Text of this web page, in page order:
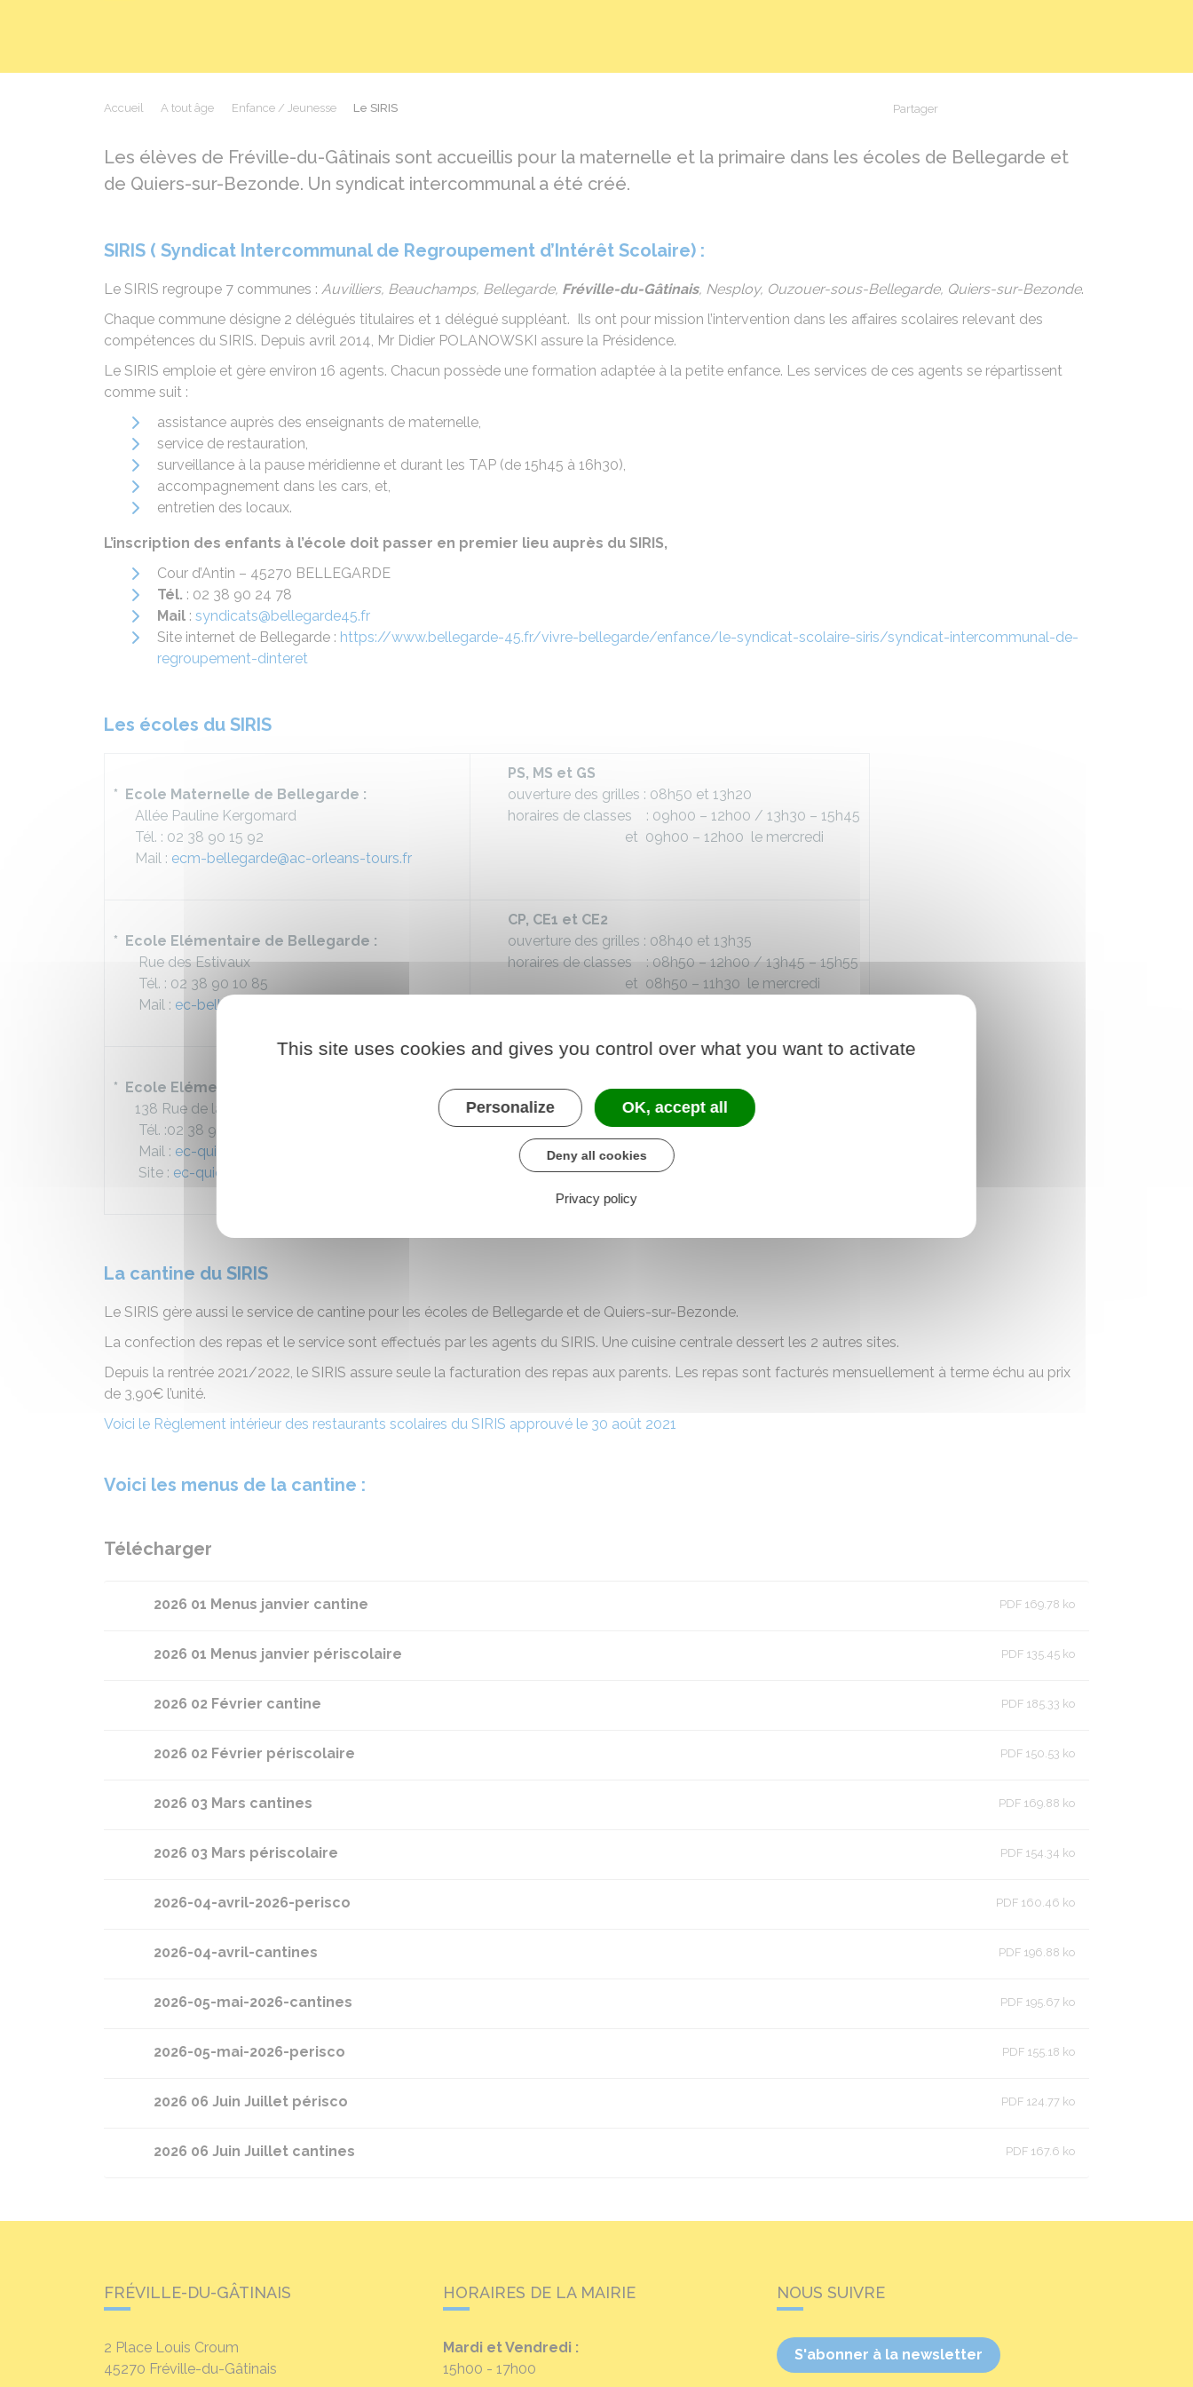
Accueil A tout âge Enfance / Jeunesse Le SIRIS Partager
Les élèves de Fréville-du-Gâtinais sont accueillis pour la maternelle et la primaire dans les écoles de Bellegarde et
de Quiers-sur-Bezonde. Un syndicat intercommunal a été créé.
SIRIS ( Syndicat Intercommunal de Regroupement d’Intérêt Scolaire) :
Le SIRIS regroupe 7 communes : Auvilliers, Beauchamps, Bellegarde, Fréville-du-Gâtinais, Nesploy, Ouzouer-sous-Bellegarde, Quiers-sur-Bezonde.
Chaque commune désigne 2 délégués titulaires et 1 délégué suppléant. Ils ont pour mission l’intervention dans les affaires scolaires relevant des
compétences du SIRIS. Depuis avril 2014, Mr Didier POLANOWSKI assure la Présidence.
Le SIRIS emploie et gère environ 16 agents. Chacun possède une formation adaptée à la petite enfance. Les services de ces agents se répartissent
comme suit :
assistance auprès des enseignants de maternelle,
service de restauration,
surveillance à la pause méridienne et durant les TAP (de 15h45 à 16h30),
accompagnement dans les cars, et,
entretien des locaux.
L’inscription des enfants à l’école doit passer en premier lieu auprès du SIRIS,
Cour d’Antin – 45270 BELLEGARDE
Tél. : 02 38 90 24 78
Mail : syndicats@bellegarde45.fr
Site internet de Bellegarde : https://www.bellegarde-45.fr/vivre-bellegarde/enfance/le-syndicat-scolaire-siris/syndicat-intercommunal-de-
regroupement-dinteret
Les écoles du SIRIS
* Ecole Maternelle de Bellegarde :
Allée Pauline Kergomard
Tél. : 02 38 90 15 92
Mail : ecm-bellegarde@ac-orleans-tours.fr
PS, MS et GS
ouverture des grilles : 08h50 et 13h20
horaires de classes : 09h00 – 12h00 / 13h30 – 15h45
et 09h00 – 12h00 le mercredi
* Ecole Elémentaire de Bellegarde :
Rue des Estivaux
Tél. : 02 38 90 10 85
Mail : ec-bellegarde@ac-orleans-tours.fr
CP, CE1 et CE2
ouverture des grilles : 08h40 et 13h35
horaires de classes : 08h50 – 12h00 / 13h45 – 15h55
et 08h50 – 11h30 le mercredi
* Ecole Elémentaire de Quiers :
138 Rue de la Mairie
Tél. :02 38 90 26 36
Mail : ec-quiers-sur-bezonde@ac-orleans-tours.fr
Site : ec-quiers-sur-bezonde
ouverture des grilles : 08h40 et 13h35
horaires de classes : 08h50 – 12h00 / 13h45 – 15h50
et 08h50 – 11h50 le mercredi
La cantine du SIRIS
Le SIRIS gère aussi le service de cantine pour les écoles de Bellegarde et de Quiers-sur-Bezonde.
La confection des repas et le service sont effectués par les agents du SIRIS. Une cuisine centrale dessert les 2 autres sites.
Depuis la rentrée 2021/2022, le SIRIS assure seule la facturation des repas aux parents. Les repas sont facturés mensuellement à terme échu au prix
de 3,90€ l’unité.
Voici le Règlement intérieur des restaurants scolaires du SIRIS approuvé le 30 août 2021
Voici les menus de la cantine :
Télécharger
2026 01 Menus janvier cantine PDF 169.78 ko
2026 01 Menus janvier périscolaire PDF 135.45 ko
2026 02 Février cantine PDF 185.33 ko
2026 02 Février périscolaire PDF 150.53 ko
2026 03 Mars cantines PDF 169.88 ko
2026 03 Mars périscolaire PDF 154.34 ko
2026-04-avril-2026-perisco PDF 160.46 ko
2026-04-avril-cantines PDF 196.88 ko
2026-05-mai-2026-cantines PDF 195.67 ko
2026-05-mai-2026-perisco PDF 155.18 ko
2026 06 Juin Juillet périsco PDF 124.77 ko
2026 06 Juin Juillet cantines PDF 167.6 ko
FRÉVILLE-DU-GÂTINAIS
2 Place Louis Croum
45270 Fréville-du-Gâtinais
HORAIRES DE LA MAIRIE
Mardi et Vendredi :
15h00 - 17h00
NOUS SUIVRE
S'abonner à la newsletter
This site uses cookies and gives you control over what you want to activate
Personalize OK, accept all
Deny all cookies
Privacy policy